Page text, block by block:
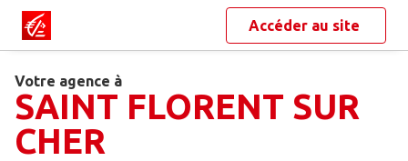
Accéder au site
Votre agence à
SAINT FLORENT SUR
CHER